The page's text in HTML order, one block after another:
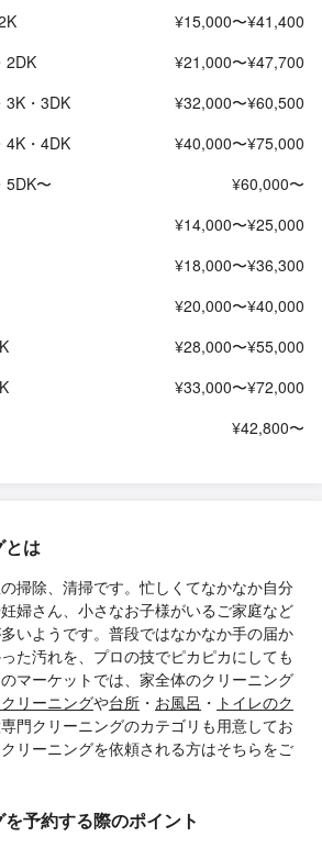
¥15,000〜¥41,400
2DK
¥21,000〜¥47,700
3K・3DK
¥32,000〜¥60,500
4K・4DK
¥40,000〜¥75,000
5DK〜
¥60,000〜
¥14,000〜¥25,000
¥18,000〜¥36,300
¥20,000〜¥40,000
¥28,000〜¥55,000
¥33,000〜¥72,000
¥42,800〜
とは
掃除、清掃です。忙しくてなかなか自分
婦さん、小さなお子様がいるご家庭など
いようです。普段ではなかなか手の届か
た汚れを、プロの技でピカピカにしても
マーケットでは、家全体のクリーニング
リーニングや台所 ・ お風呂 ・ トイレのク
門クリーニングのカテゴリも用意してお
リーニングを依頼される方はそちらをご
予約する際のポイント